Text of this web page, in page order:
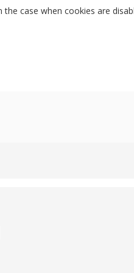
case when cookies are